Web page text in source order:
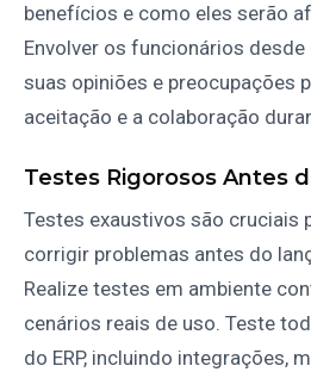
benefícios e como eles serão
Envolver os funcionários
suas opiniões e preocupações
aceitação e a colaboração
Testes Rigorosos Antes
Testes exaustivos são cruciais
corrigir problemas antes do
Realize testes em ambiente
cenários reais de uso. Teste
do ERP, incluindo integrações,